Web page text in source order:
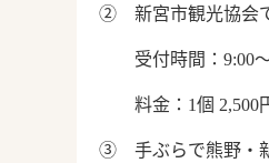
② 新宮市観光協会
受付時間：9:00～
料金：1個 2,500円
③ 手ぶらで熊野・